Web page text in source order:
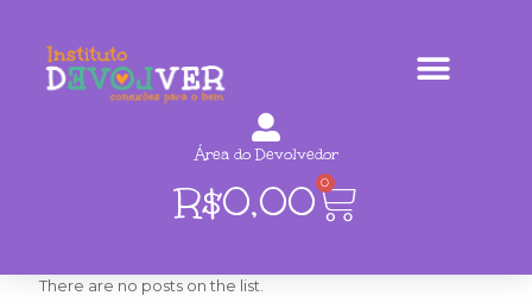
Área do Devolvedor
R$0,00 0
There are no posts on the list.